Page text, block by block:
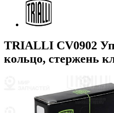
TRIALLI CV0902
кольцо, стержень